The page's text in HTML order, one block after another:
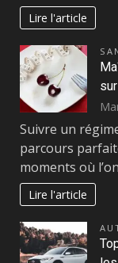
Lire l'article
Suivre un
parcours
moments où
Lire l'article